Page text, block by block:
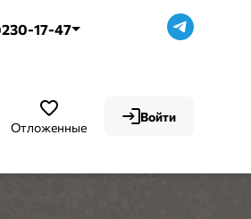
17-47
Отложенные
Войти